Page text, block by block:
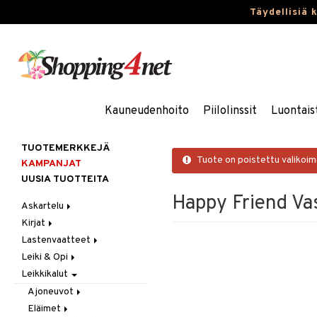
Täydellisiä
Kauneudenhoito Piilolinssit
Tuote on poistettu
Happy Friend
TUOTEMERKKEJÄ
KAMPANJAT
UUSIA TUOTTEITA
Askartelu
Askartelumateriaalit
Askartelusetti
Helmet
Koulutarvikkeet
Muovailuvaha
Piirrä ja maalaa
Kirjat
Askartelukirjat
Maalauskirjat
Päiväkirjat
Lastenvaatteet
Alaosat
Leggingsit
Alusvaatteet & Sukat
Kengät
Mekot
Leiki & Opi
Opetuslelut
Oppimispelit
Soittimet
Leikkikalut
Ajoneuvot
Autoradat
Eläimet